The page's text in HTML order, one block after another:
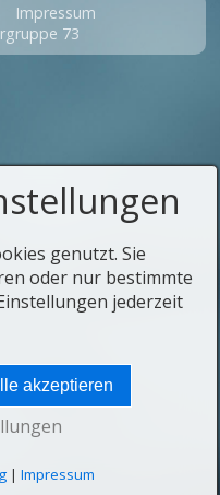
Impressum
73
genutzt. Sie
oder nur bestimmte
jederzeit
akzeptieren
| Impressum